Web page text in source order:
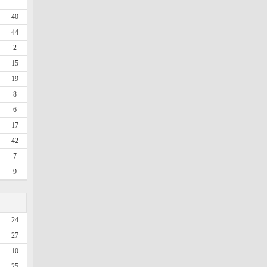
40
44
2
15
19
8
6
17
42
7
9
24
27
10